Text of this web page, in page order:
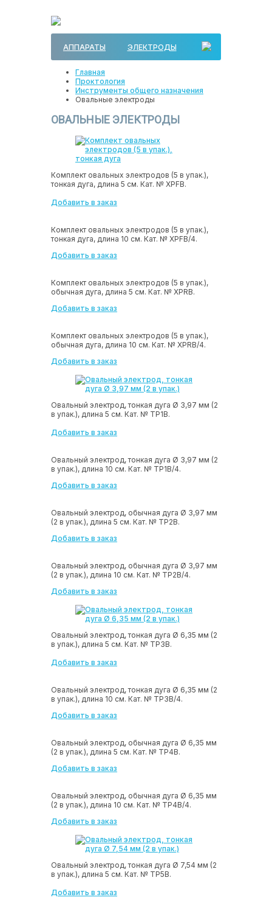
АППАРАТЫ ЭЛЕКТРОДЫ
Главная
Проктология
Инструменты общего назначения
Овальные электроды
ОВАЛЬНЫЕ ЭЛЕКТРОДЫ
Комплект овальных электродов (5 в упак.),
тонкая дуга, длина 5 см. Кат. № ХPFB.
Добавить в заказ
Комплект овальных электродов (5 в упак.),
тонкая дуга, длина 10 см. Кат. № ХPFB/4.
Добавить в заказ
Комплект овальных электродов (5 в упак.),
обычная дуга, длина 5 см. Кат. № ХРRB.
Добавить в заказ
Комплект овальных электродов (5 в упак.),
обычная дуга, длина 10 см. Кат. № ХРRB/4.
Добавить в заказ
Овальный электрод, тонкая дуга Ø 3,97 мм (2
в упак.), длина 5 см. Кат. № ТР1В.
Добавить в заказ
Овальный электрод, тонкая дуга Ø 3,97 мм (2
в упак.), длина 10 см. Кат. № ТР1В/4.
Добавить в заказ
Овальный электрод, обычная дуга Ø 3,97 мм
(2 в упак.), длина 5 см. Кат. № ТР2В.
Добавить в заказ
Овальный электрод, обычная дуга Ø 3,97 мм
(2 в упак.), длина 10 см. Кат. № ТР2В/4.
Добавить в заказ
Овальный электрод, тонкая дуга Ø 6,35 мм (2
в упак.), длина 5 см. Кат. № ТР3В.
Добавить в заказ
Овальный электрод, тонкая дуга Ø 6,35 мм (2
в упак.), длина 10 см. Кат. № ТР3В/4.
Добавить в заказ
Овальный электрод, обычная дуга Ø 6,35 мм
(2 в упак.), длина 5 см. Кат. № ТР4В.
Добавить в заказ
Овальный электрод, обычная дуга Ø 6,35 мм
(2 в упак.), длина 10 см. Кат. № ТР4В/4.
Добавить в заказ
Овальный электрод, тонкая дуга Ø 7,54 мм (2
в упак.), длина 5 см. Кат. № ТР5В.
Добавить в заказ